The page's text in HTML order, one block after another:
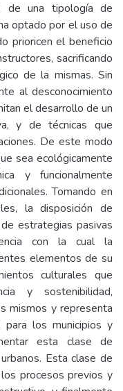
de una tipología de
optado por el uso de
prioricen el beneficio
sacrificando
de la mismas. Sin
al desconocimiento
el desarrollo de un
y de técnicas que
De este modo
sea ecológicamente
y funcionalmente
Tomando en
la disposición de
estrategias pasivas
con la cual la
elementos de su
culturales que
y sostenibilidad,
mismos y representa
los municipios y
esta clase de
Esta clase de
procesos previos y